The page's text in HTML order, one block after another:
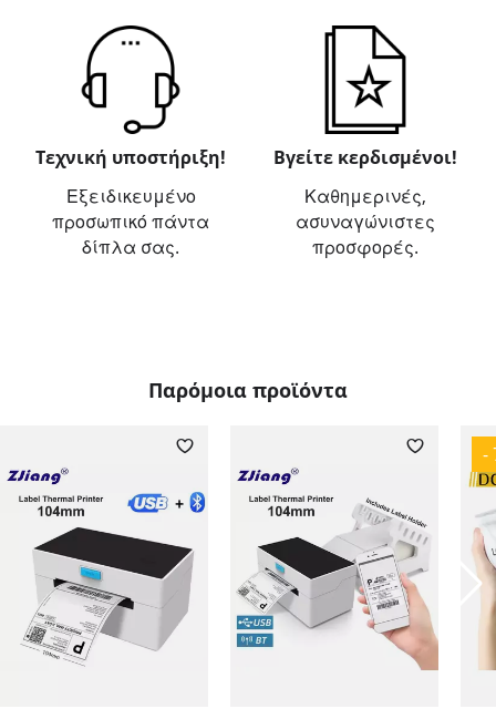
Τεχνική υποστήριξη!
Εξειδικευμένο
προσωπικό πάντα
δίπλα σας.
Βγείτε κερδισμένοι!
Καθημερινές,
ασυναγώνιστες
προσφορές.
Παρόμοια προϊόντα
-